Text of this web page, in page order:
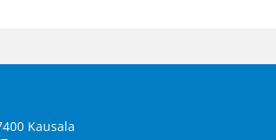
Kausala